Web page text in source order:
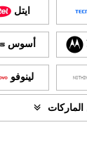
ايتل
أسوس
لينوفو